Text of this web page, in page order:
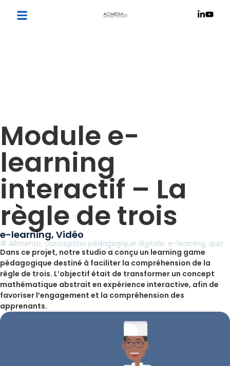
Module e-
learning
interactif – La
règle de trois
e-learning, Vidéo
# Alimento, conception pédagogique digitale, e-learning, quiz
Dans ce projet, notre studio a conçu un learning game
pédagogique destiné à faciliter la compréhension de la
règle de trois. L’objectif était de transformer un concept
mathématique abstrait en expérience interactive, afin de
favoriser l’engagement et la compréhension des
apprenants.